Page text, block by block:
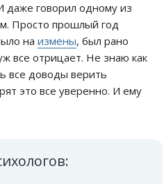
говорил одному из
Просто прошлый год
на измены, был рано
все отрицает. Не знаю как
все доводы верить
это все уверенно. И ему